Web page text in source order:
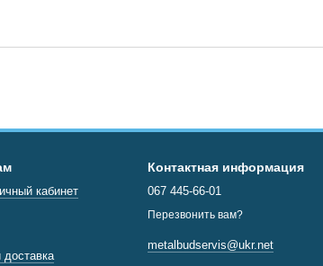
кабинет
Контактная информация
067 445-66-01
Перезвонить вам?
metalbudservis@ukr.net